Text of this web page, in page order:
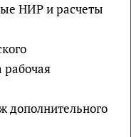
НИР и расчеты
рабочая
дополнительного